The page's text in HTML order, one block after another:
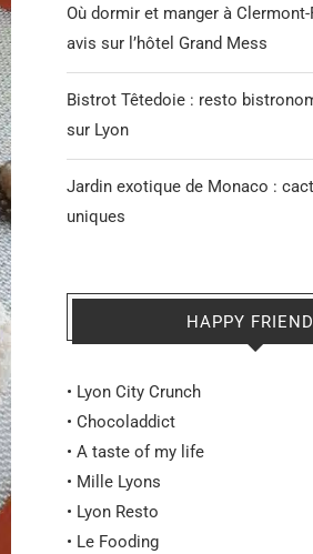
Où dormir et manger à
avis sur l’hôtel Grand Mess
Bistrot Têtedoie : resto
sur Lyon
Jardin exotique de Monaco :
uniques
HAPPY
• Lyon City Crunch
• Chocoladdict
• A taste of my life
• Mille Lyons
• Lyon Resto
• Le Fooding